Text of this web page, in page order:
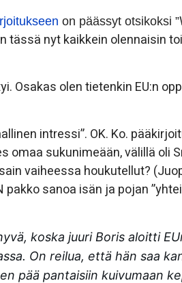
on päässyt otsikoksi ”
tässä nyt kaikkein olennaisin
Osakas olen tietenkin EU:n
intressi”. OK. Ko.
omaa sukunimeään, välillä oli
vaiheessa houkutellut?
pakko sanoa isän ja pojan
koska juuri Boris aloitti
On reilua, että hän saa
pää pantaisiin kuivumaan